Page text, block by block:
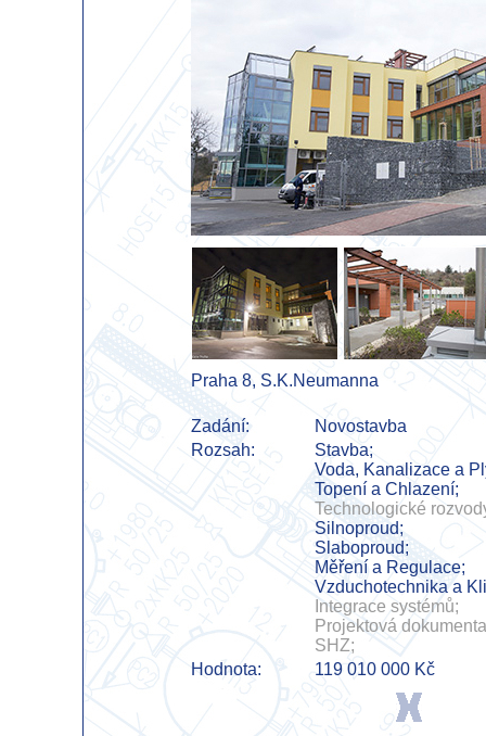
Praha 8, S.K.Neumanna
Zadání:
Novostavba
Rozsah:
Stavba;
Voda, Kanalizace a
Topení a Chlazení;
Technologické
Silnoproud;
Slaboproud;
Měření a Regulace;
Vzduchotechnika a
Integrace systémů;
Projektová
SHZ;
Hodnota:
119 010 000 Kč